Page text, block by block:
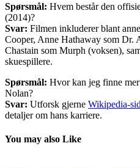
Spørsmål: Hvem består den
(2014)?
Svar: Filmen inkluderer blant
Cooper, Anne Hathaway som Dr.
Chastain som Murph (voksen),
skuespillere.
Spørsmål: Hvor kan jeg finne
Nolan?
Svar: Utforsk gjerne Wikipedia-
detaljer om hans karriere.
You may also Like